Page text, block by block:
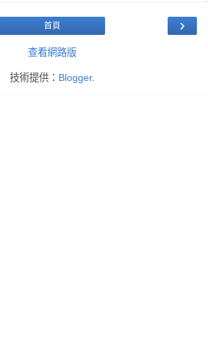
›
首頁
查看網路版
技術提供： Blogger.